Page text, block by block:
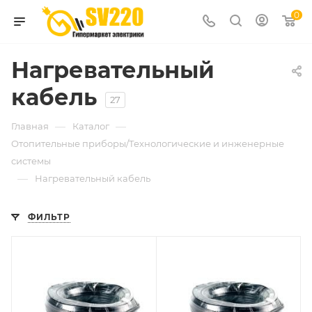
0
Нагревательный
кабель
27
Главная — Каталог —
Отопительные приборы/Технологические и инженерные
системы
— Нагревательный кабель
ФИЛЬТР